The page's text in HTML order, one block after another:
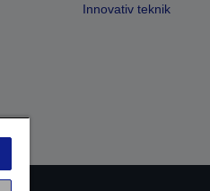
Innovativ teknik